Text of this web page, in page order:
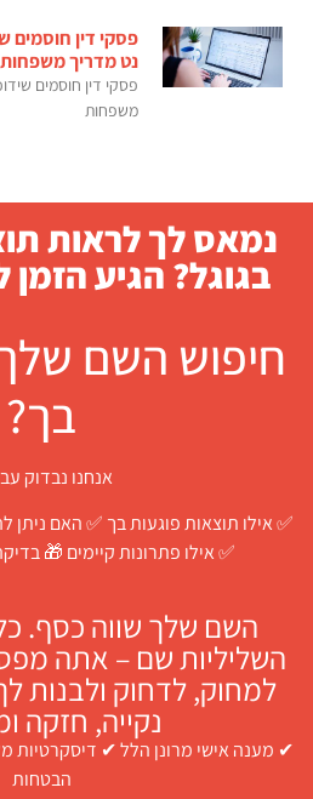
פסקי דין חוסמים
נט מדריך
פסקי דין חוסמים
משפחות
נמאס לך לראות
בגוגל? הגיע
חיפוש השם שלך
בך?
אנחנו נבדוק
✅ אילו תוצאות פוגעות בך ✅ האם ניתן
✅ אילו פתרונות קיימים 🎁
השם שלך שווה כסף.
השליליות שם – אתה
למחוק, לדחוק ולבנות
נקייה, חזקה
✔ מענה אישי מרונן הלל ✔ דיסקרטיות
הבטחות